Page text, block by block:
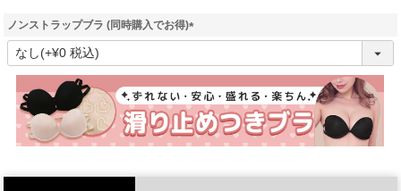
ノンストラップブラ (同時購入でお得)
(
須
)